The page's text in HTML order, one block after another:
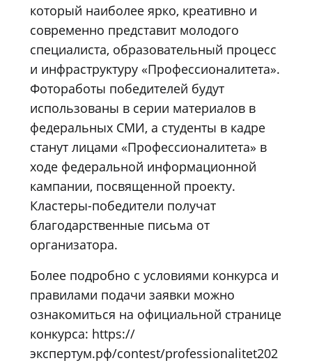
который наиболее ярко, креативно и
современно представит молодого
специалиста, образовательный процесс
и инфраструктуру «Профессионалитета».
Фотоработы победителей будут
использованы в серии материалов в
федеральных СМИ, а студенты в кадре
станут лицами «Профессионалитета» в
ходе федеральной информационной
кампании, посвященной проекту.
Кластеры-победители получат
благодарственные письма от
организатора.
Более подробно с условиями конкурса и
правилами подачи заявки можно
ознакомиться на официальной странице
конкурса: https://
экспертум.рф/contest/professionalitet202